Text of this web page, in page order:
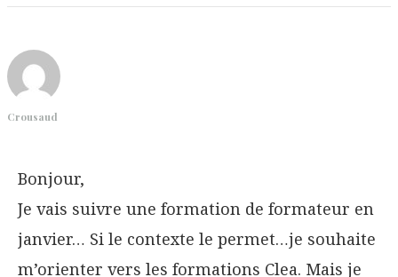
o
n
d
e
l
a
r
t
i
Crousaud
Bonjour,
Je vais suivre une formation de formateur en
janvier… Si le contexte le permet…je souhaite
m’orienter vers les formations Clea. Mais je